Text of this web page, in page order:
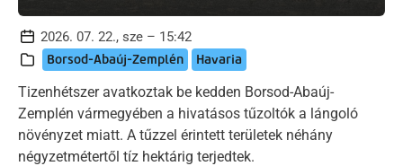
2026. 07. 22., sze – 15:42
Borsod-Abaúj-Zemplén Havaria
Tizenhétszer avatkoztak be kedden Borsod-Abaúj-
Zemplén vármegyében a hivatásos tűzoltók a lángoló
növényzet miatt. A tűzzel érintett területek néhány
négyzetmétertől tíz hektárig terjedtek.